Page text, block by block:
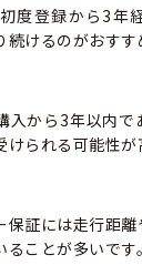
度登録から3年
けるのがおすす
入から3年以内で
られる可能性が
保証には走行距
ことが多いです。